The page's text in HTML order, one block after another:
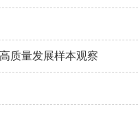
质量发展样本观察